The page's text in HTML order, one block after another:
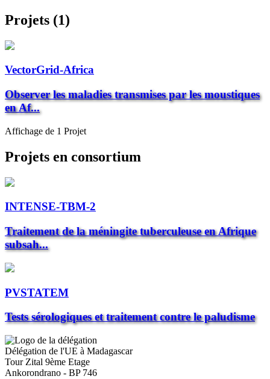
Projets (1)
VectorGrid-Africa
Observer les maladies transmises par les moustiques
en Af...
Affichage de 1 Projet
Projets en consortium
INTENSE-TBM-2
Traitement de la méningite tuberculeuse en Afrique
subsah...
PVSTATEM
Tests sérologiques et traitement contre le paludisme
Délégation de l'UE à Madagascar
Tour Zital 9ème Etage
Ankorondrano - BP 746